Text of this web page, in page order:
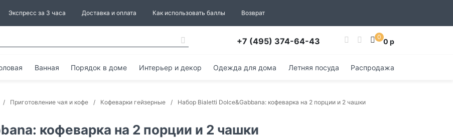
Экспресс за 3 часа Доставка и оплата Как использовать баллы Возврат
+7 (495) 374-64-43 0 0 р
Ванная Порядок в доме Интерьер и декор Одежда для дома Летняя посуда Распродажа
Приготовление чая и кофе Кофеварки гейзерные Набор Bialetti Dolce&Gabbana: кофеварка на 2 порции и 2 чашки
кофеварка на 2 порции и 2 чашки